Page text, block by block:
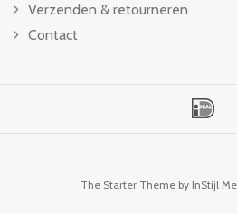
Verzenden & retourneren
Contact
The Starter Theme by InStijl